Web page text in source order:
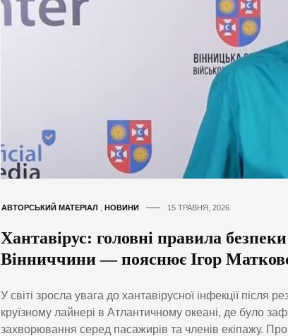
АВТОРСЬКИЙ МАТЕРІАЛ НОВИНИ 15 ТРАВНЯ, 2026
Хантавірус: головні правила
Вінниччини — пояснює Ігор
У світі зросла увага до хантавірусної інфекції після
круїзному лайнері в Атлантичному океані, де було
захворювання серед пасажирів та членів екіпажу. Про